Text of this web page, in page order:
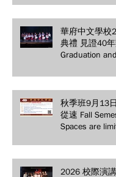
Appreciation
華府中文學校
典禮 見證40
Graduation
Educational
秋季班9月13
從速 Fall
Spaces are
2026 校際演